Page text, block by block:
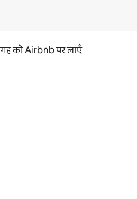
को Airbnb पर लाएँ